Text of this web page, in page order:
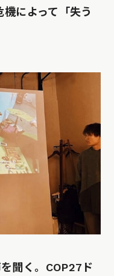
によって「失う
聞く。COP27ド